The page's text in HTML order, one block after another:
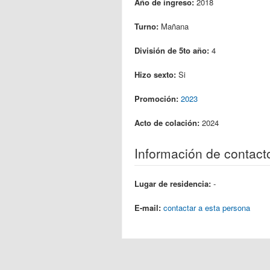
Turno: Mañana
División de 5to año: 4
Hizo sexto: Si
Promoción: 2023
Acto de colación: 2024
Información de
Lugar de residencia: -
E-mail: contactar a esta persona